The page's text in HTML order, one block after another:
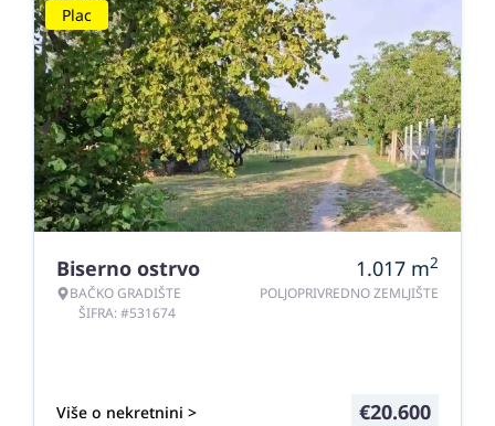
Plac
Biserno ostrvo
BAČKO GRADIŠTE
ŠIFRA: #531674
1.017 m2
POLJOPRIVREDNO ZEMLJIŠTE
Više o nekretnini > €20.600